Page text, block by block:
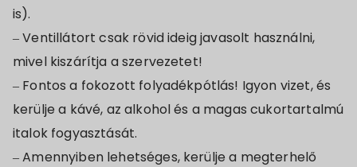
is).
– Ventillátort csak rövid ideig javasolt használni,
mivel kiszárítja a szervezetet!
– Fontos a fokozott folyadékpótlás! Igyon vizet, és
kerülje a kávé, az alkohol és a magas cukortartalmú
italok fogyasztását.
– Amennyiben lehetséges, kerülje a megterhelő